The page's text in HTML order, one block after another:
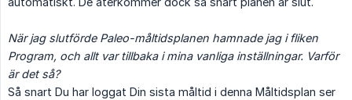
När jag slutförde Paleo-måltidsplanen hamnade jag i fliken
Program, och allt var tillbaka i mina vanliga inställningar. Varför
är det så?
Så snart Du har loggat Din sista måltid i denna Måltidsplan ser